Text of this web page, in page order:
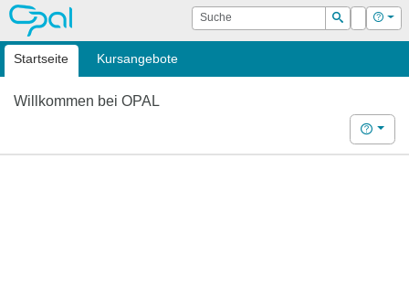
OPAL Suche
Suchen
Login Hilfe
Startseite Kursangebote
Willkommen bei OPAL
Hilfe